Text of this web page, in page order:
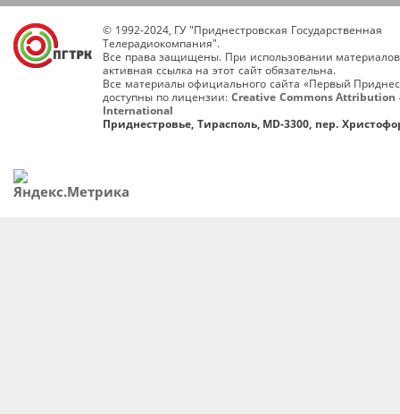
© 1992-2024, ГУ "Приднестровская Государственная
Телерадиокомпания".
Все права защищены. При использовании
активная ссылка на этот сайт обязательна.
Все материалы официального сайта «Первый
доступны по лицензии: Creative Commons Attribution
International
Приднестровье, Тирасполь, MD-3300, пер.